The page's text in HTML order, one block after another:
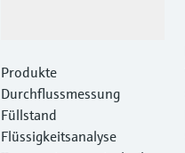
Produkte
Durchflussmessung
Füllstand
Flüssigkeitsanalyse